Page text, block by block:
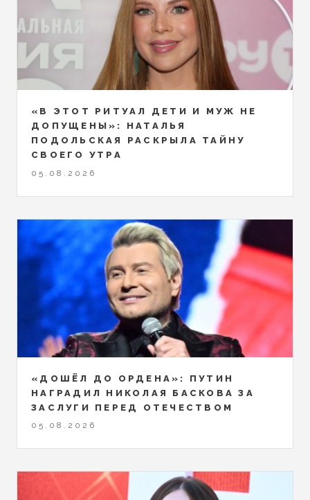
«В ЭТОТ РИТУАЛ ДЕТИ И МУЖ НЕ
ДОПУЩЕНЫ»: НАТАЛЬЯ
ПОДОЛЬСКАЯ РАСКРЫЛА ТАЙНУ
СВОЕГО УТРА
05.08.2026
«ДОШЁЛ ДО ОРДЕНА»: ПУТИН
НАГРАДИЛ НИКОЛАЯ БАСКОВА ЗА
ЗАСЛУГИ ПЕРЕД ОТЕЧЕСТВОМ
05.08.2026